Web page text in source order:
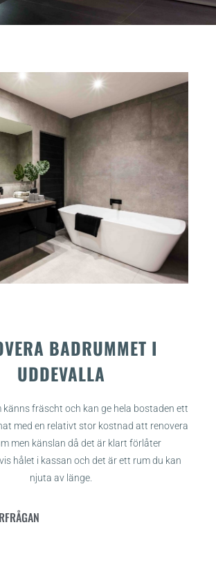
BADRUMMET I
UDDEVALLA
fräscht och kan ge hela bostaden ett
med en relativt stor kostnad att renovera
men känslan då det är klart förlåter
hålet i kassan och det är ett rum du kan
njuta av länge.